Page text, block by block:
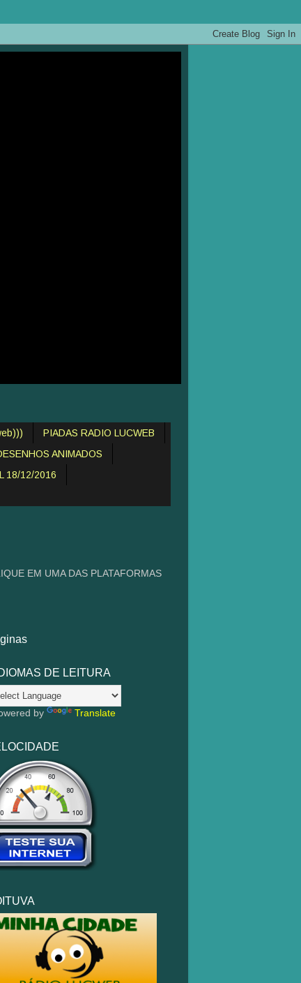
PIADAS RADIO LUCWEB
ANIMADOS
18/12/2016
EM UMA DAS PLATAFORMAS
DE LEITURA
by Translate